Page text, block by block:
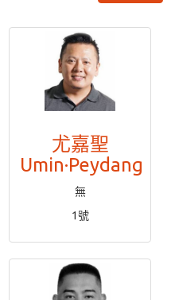
尤嘉聖
Umin·Peydang
無
1號